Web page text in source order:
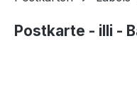
Postkarte - illi -